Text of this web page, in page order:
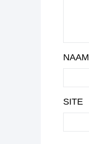
NAAM
SITE